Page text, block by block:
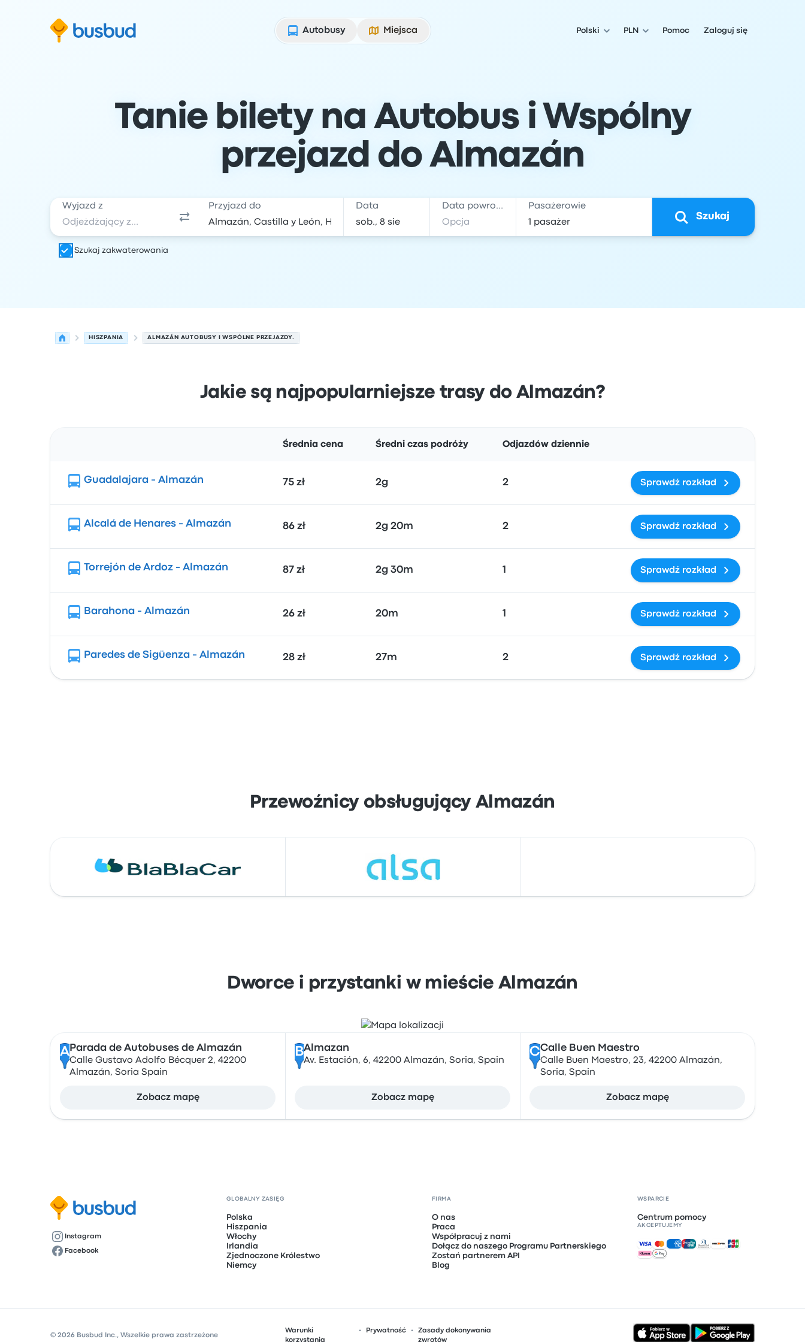
Autobusy
Miejsca Polski PLN Pomoc Zaloguj się
Tanie bilety na Autobus i Wspólny
przejazd do Almazán
Wyjazd z Przyjazd do Data Data powrotu Pasażerowie
Szukaj
Szukaj zakwaterowania
HISZPANIA ALMAZÁN AUTOBUSY I WSPÓLNE PRZEJAZDY.
Jakie są najpopularniejsze trasy do Almazán?
Średnia cena Średni czas podróży Odjazdów dziennie
Guadalajara - Almazán 75 zł 2g 2 Sprawdź rozkład
Alcalá de Henares - Almazán 86 zł 2g 20m 2 Sprawdź rozkład
Torrejón de Ardoz - Almazán 87 zł 2g 30m 1 Sprawdź rozkład
Barahona - Almazán 26 zł 20m 1 Sprawdź rozkład
Paredes de Sigüenza - Almazán 28 zł 27m 2 Sprawdź rozkład
Przewoźnicy obsługujący Almazán
Dworce i przystanki w mieście Almazán
A Parada de Autobuses de Almazán
Calle Gustavo Adolfo Bécquer 2, 42200
Almazán, Soria Spain
Zobacz mapę
BAlmazan
Av. Estación, 6, 42200 Almazán, Soria, Spain
Zobacz mapę
CCalle Buen Maestro
Calle Buen Maestro, 23, 42200 Almazán,
Soria, Spain
Zobacz mapę
Instagram
Facebook
GLOBALNY ZASIĘG
Polska
Hiszpania
Włochy
Irlandia
Zjednoczone Królestwo
Niemcy
FIRMA
O nas
Praca
Współpracuj z nami
Dołącz do naszego Programu Partnerskiego
Zostań partnerem API
Blog
WSPARCIE
Centrum pomocy
AKCEPTUJEMY
Akceptowane płatności
© 2026 Busbud Inc., Wszelkie prawa zastrzeżone
Warunki
korzystania
Prywatność
Zasady dokonywania
zwrotów